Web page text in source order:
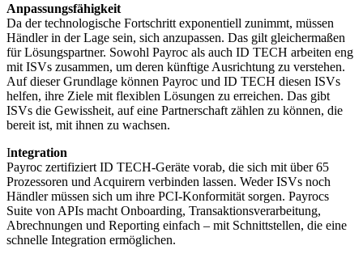
Anpassungsfähigkeit
Da der technologische Fortschritt exponentiell zunimmt, müssen
Händler in der Lage sein, sich anzupassen. Das gilt gleichermaßen
für Lösungspartner. Sowohl Payroc als auch ID TECH arbeiten eng
mit ISVs zusammen, um deren künftige Ausrichtung zu verstehen.
Auf dieser Grundlage können Payroc und ID TECH diesen ISVs
helfen, ihre Ziele mit flexiblen Lösungen zu erreichen. Das gibt
ISVs die Gewissheit, auf eine Partnerschaft zählen zu können, die
bereit ist, mit ihnen zu wachsen.
Integration
Payroc zertifiziert ID TECH-Geräte vorab, die sich mit über 65
Prozessoren und Acquirern verbinden lassen. Weder ISVs noch
Händler müssen sich um ihre PCI-Konformität sorgen. Payrocs
Suite von APIs macht Onboarding, Transaktionsverarbeitung,
Abrechnungen und Reporting einfach – mit Schnittstellen, die eine
schnelle Integration ermöglichen.